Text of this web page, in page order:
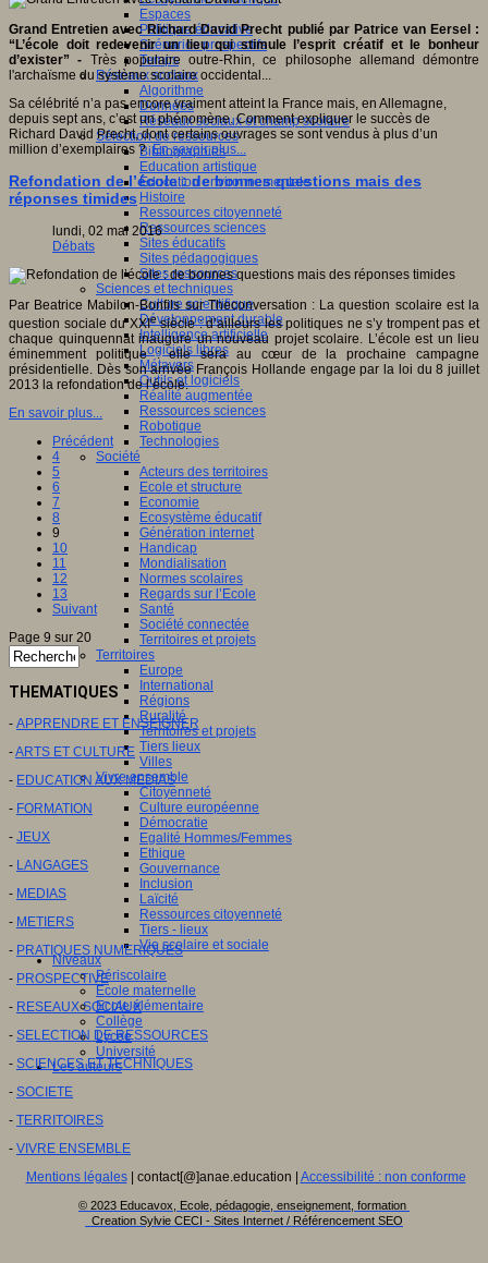
Espaces
Politique éducative
Scénarios prospectifs
Temps
Réseaux sociaux
Algorithme
Données
Réseaux sociaux et champ scolaire
Sélection de ressources
Bibliographies
Education artistique
Education environnementale
Histoire
Ressources citoyenneté
Ressources sciences
Sites éducatifs
Sites pédagogiques
Sites ressources
Sciences et techniques
Culture scientifique
Développement durable
Intelligence artificielle
Logiciels libres
Métavers
Outils et logiciels
Réalité augmentée
Ressources sciences
Robotique
Technologies
Société
Acteurs des territoires
Ecole et structure
Economie
Ecosystème éducatif
Génération internet
Handicap
Mondialisation
Normes scolaires
Regards sur l’Ecole
Santé
Société connectée
Territoires et projets
Territoires
Europe
International
Régions
Ruralité
Territoires et projets
Tiers lieux
Villes
Vivre ensemble
Citoyenneté
Culture européenne
Démocratie
Egalité Hommes/Femmes
Ethique
Gouvernance
Inclusion
Laïcité
Ressources citoyenneté
Tiers - lieux
Vie scolaire et sociale
Niveaux
Périscolaire
Ecole maternelle
Ecole élémentaire
Collège
Lycée
Université
Les auteurs
Grand Entretien avec Richard David Precht publié par Patrice van Eersel :
“L’école doit redevenir un lieu qui stimule l’esprit créatif et le bonheur
d’exister” - Très populaire outre-Rhin, ce philosophe allemand démontre
l'archaïsme du système scolaire occidental...
Sa célébrité n’a pas encore vraiment atteint la France mais, en Allemagne,
depuis sept ans, c’est un phénomène. Comment expliquer le succès de
Richard David Precht, dont certains ouvrages se sont vendus à plus d’un
million d’exemplaires ? En savoir plus...
Refondation de l’école : de bonnes questions mais des
réponses timides
lundi, 02 mai 2016
Débats
Par Beatrice Mabilon-Bonfils sur Theconversation : La question scolaire est la
question sociale du XXIesiècle : d’ailleurs les politiques ne s’y trompent pas et
chaque quinquennat inaugure un nouveau projet scolaire. L’école est un lieu
éminemment politique : elle sera au cœur de la prochaine campagne
présidentielle. Dès son arrivée François Hollande engage par la loi du 8 juillet
2013 la refondation de l’école.
En savoir plus...
Précédent
4
5
6
7
8
9
10
11
12
13
Suivant
Page 9 sur 20
THEMATIQUES
- APPRENDRE ET ENSEIGNER
-ARTS ET CULTURE
- EDUCATION AUX MEDIAS
- FORMATION
- JEUX
- LANGAGES
- MEDIAS
- METIERS
- PRATIQUES NUMERIQUES
- PROSPECTIVE
- RESEAUX SOCIAUX
- SELECTION DE RESSOURCES
- SCIENCES ET TECHNIQUES
- SOCIETE
- TERRITOIRES
- VIVRE ENSEMBLE
Mentions légales| contact[@]anae.education | Accessibilité : non conforme
© 2023 Educavox, Ecole, pédagogie, enseignement, formation
Creation Sylvie CECI - Sites Internet / Référencement SEO